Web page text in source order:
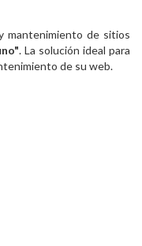
mantenimiento de sitios
. La solución ideal para
de su web.